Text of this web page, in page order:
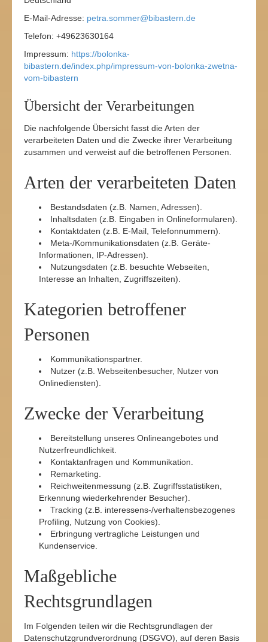
E-Mail-Adresse: petra.sommer@bibastern.de
Telefon: +49623630164
Impressum: https://bolonka-
bibastern.de/index.php/impressum-von-bolonka-zwetna-
vom-bibastern
Übersicht der Verarbeitungen
Die nachfolgende Übersicht fasst die Arten der
verarbeiteten Daten und die Zwecke ihrer Verarbeitung
zusammen und verweist auf die betroffenen Personen.
Arten der verarbeiteten Daten
Bestandsdaten (z.B. Namen, Adressen).
Inhaltsdaten (z.B. Eingaben in Onlineformularen).
Kontaktdaten (z.B. E-Mail, Telefonnummern).
Meta-/Kommunikationsdaten (z.B. Geräte-
Informationen, IP-Adressen).
Nutzungsdaten (z.B. besuchte Webseiten,
Interesse an Inhalten, Zugriffszeiten).
Kategorien betroffener
Personen
Kommunikationspartner.
Nutzer (z.B. Webseitenbesucher, Nutzer von
Onlinediensten).
Zwecke der Verarbeitung
Bereitstellung unseres Onlineangebotes und
Nutzerfreundlichkeit.
Kontaktanfragen und Kommunikation.
Remarketing.
Reichweitenmessung (z.B. Zugriffsstatistiken,
Erkennung wiederkehrender Besucher).
Tracking (z.B. interessens-/verhaltensbezogenes
Profiling, Nutzung von Cookies).
Erbringung vertragliche Leistungen und
Kundenservice.
Maßgebliche
Rechtsgrundlagen
Im Folgenden teilen wir die Rechtsgrundlagen der
Datenschutzgrundverordnung (DSGVO), auf deren Basis